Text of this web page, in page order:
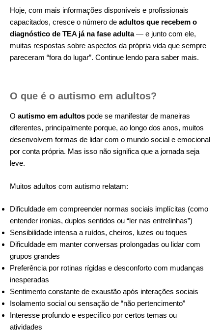
Hoje, com mais informações disponíveis e profissionais
capacitados, cresce o número de adultos que recebem o
diagnóstico de TEA já na fase adulta— e junto com ele,
muitas respostas sobre aspectos da própria vida que sempre
pareceram “fora do lugar”. Continue lendo para saber mais.
O que é o autismo em adultos?
O autismo em adultos pode se manifestar de maneiras
diferentes, principalmente porque, ao longo dos anos, muitos
desenvolvem formas de lidar com o mundo social e emocional
por conta própria. Mas isso não significa que a jornada seja
leve.
Muitos adultos com autismo relatam:
Dificuldade em compreender normas sociais implícitas (como
entender ironias, duplos sentidos ou “ler nas entrelinhas”)
Sensibilidade intensa a ruídos, cheiros, luzes ou toques
Dificuldade em manter conversas prolongadas ou lidar com
grupos grandes
Preferência por rotinas rígidas e desconforto com mudanças
inesperadas
Sentimento constante de exaustão após interações sociais
Isolamento social ou sensação de “não pertencimento”
Interesse profundo e específico por certos temas ou
atividades